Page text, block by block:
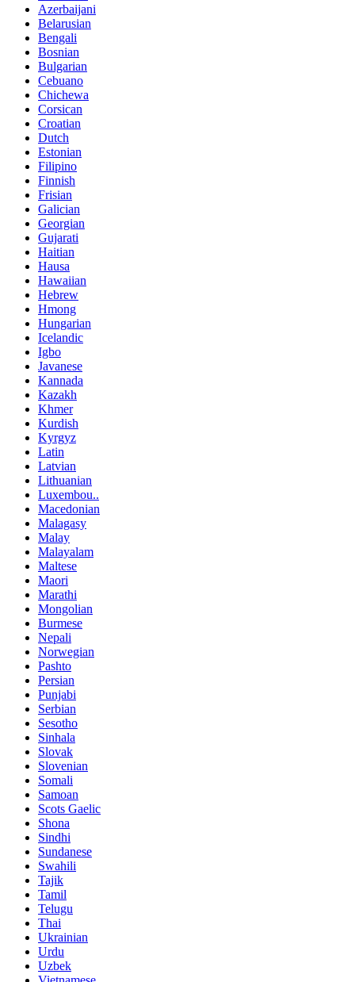
Azerbaijani
Belarusian
Bengali
Bosnian
Bulgarian
Cebuano
Chichewa
Corsican
Croatian
Dutch
Estonian
Filipino
Finnish
Frisian
Galician
Georgian
Gujarati
Haitian
Hausa
Hawaiian
Hebrew
Hmong
Hungarian
Icelandic
Igbo
Javanese
Kannada
Kazakh
Khmer
Kurdish
Kyrgyz
Latin
Latvian
Lithuanian
Luxembou..
Macedonian
Malagasy
Malay
Malayalam
Maltese
Maori
Marathi
Mongolian
Burmese
Nepali
Norwegian
Pashto
Persian
Punjabi
Serbian
Sesotho
Sinhala
Slovak
Slovenian
Somali
Samoan
Scots Gaelic
Shona
Sindhi
Sundanese
Swahili
Tajik
Tamil
Telugu
Thai
Ukrainian
Urdu
Uzbek